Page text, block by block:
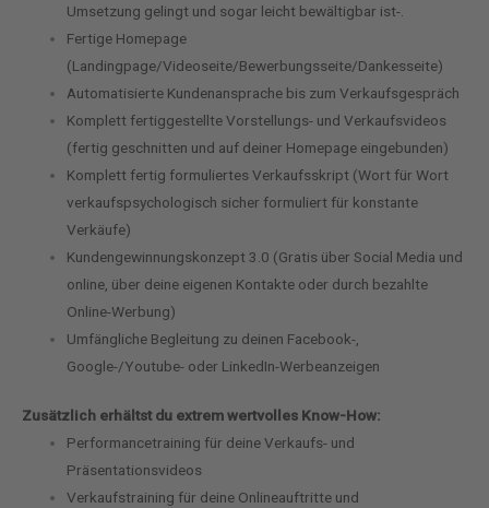
Umsetzung gelingt und sogar leicht bewältigbar ist-.
Fertige Homepage
(Landingpage/Videoseite/Bewerbungsseite/Dankesseite)
Automatisierte Kundenansprache bis zum Verkaufsgespräch
Komplett fertiggestellte Vorstellungs- und Verkaufsvideos
(fertig geschnitten und auf deiner Homepage eingebunden)
Komplett fertig formuliertes Verkaufsskript (Wort für Wort
verkaufspsychologisch sicher formuliert für konstante
Verkäufe)
Kundengewinnungskonzept 3.0 (Gratis über Social Media und
online, über deine eigenen Kontakte oder durch bezahlte
Online-Werbung)
Umfängliche Begleitung zu deinen Facebook-,
Google-/Youtube- oder LinkedIn-Werbeanzeigen
Zusätzlich erhältst du extrem wertvolles Know-How:
Performancetraining für deine Verkaufs- und
Präsentationsvideos
Verkaufstraining für deine Onlineauftritte und